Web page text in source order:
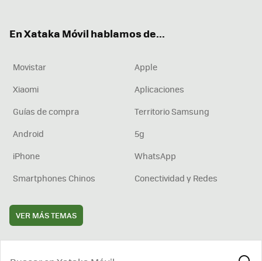
En Xataka Móvil hablamos de...
Movistar
Apple
Xiaomi
Aplicaciones
Guías de compra
Territorio Samsung
Android
5g
iPhone
WhatsApp
Smartphones Chinos
Conectividad y Redes
VER MÁS TEMAS